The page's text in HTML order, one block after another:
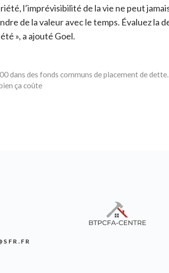
l’imprévisibilité de la vie ne peut
de la valeur avec le temps. Évaluez la
», a ajouté Goel.
dans des fonds communs de placement de
ça coûte